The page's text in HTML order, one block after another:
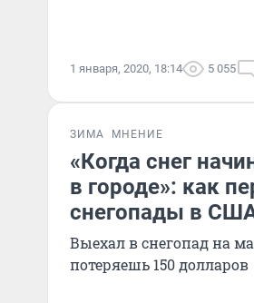
1 января, 2020, 18:14 5 055
ЗИМА МНЕНИЕ
«Когда снег
в городе»: как
снегопады в
Выехал в снегопад на
потеряешь 150 долларов